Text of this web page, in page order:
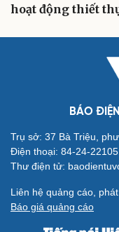
hoạt động thiết
BÁO
Trụ sở: 37 Bà Triệu,
Điện thoại: 84-24-
Thư điện tử:
Liên hệ quảng cáo,
Báo giá quảng cáo